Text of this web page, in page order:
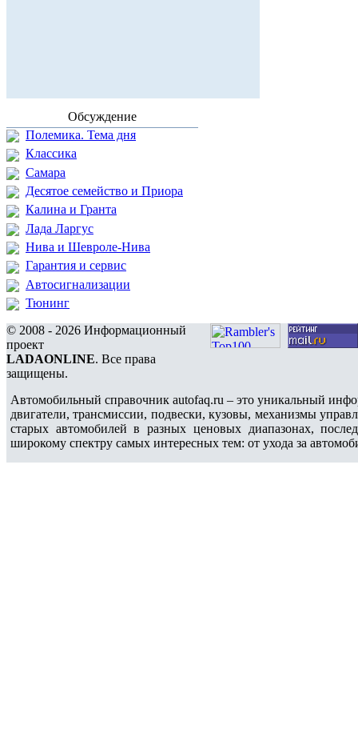
Обсуждение
Полемика. Тема дня
Классика
Самара
Десятое семейство и Приора
Калина и Гранта
Лада Ларгус
Нива и Шевроле-Нива
Гарантия и сервис
Автосигнализации
Тюнинг
© 2008 - 2026 Информационный
проект
LADAONLINE. Все права
защищены.
Автомобильный справочник autofaq.ru – это уникальный
двигатели, трансмиссии, подвески, кузовы, механизмы
старых автомобилей в разных ценовых диапазонах,
широкому спектру самых интересных тем: от ухода за